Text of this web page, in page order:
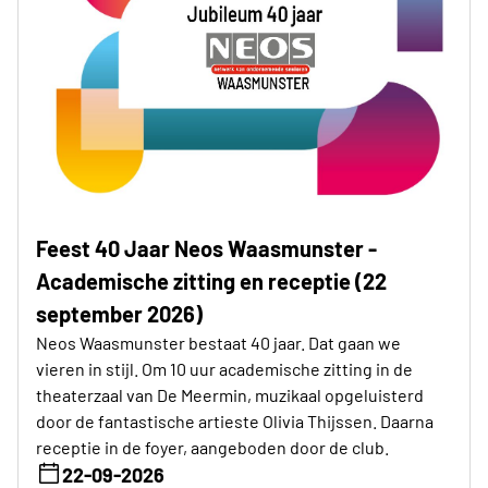
Feest 40 Jaar Neos Waasmunster -
Academische zitting en receptie (22
september 2026)
Neos Waasmunster bestaat 40 jaar. Dat gaan we
vieren in stijl. Om 10 uur academische zitting in de
theaterzaal van De Meermin, muzikaal opgeluisterd
door de fantastische artieste Olivia Thijssen. Daarna
receptie in de foyer, aangeboden door de club.
22-09-2026